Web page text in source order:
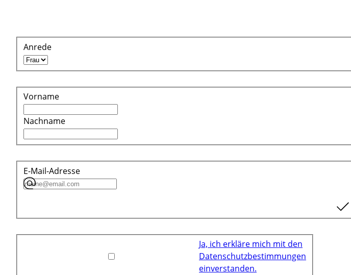
Anrede
Vorname
Nachname
E-Mail-Adresse
Ja, ich erkläre mich mit den
Datenschutzbestimmungen
einverstanden.